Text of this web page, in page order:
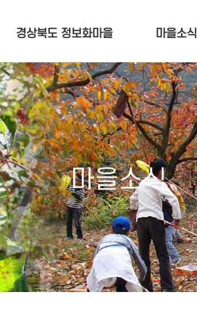
경상북도 정보화마을 마을소식
마을소식